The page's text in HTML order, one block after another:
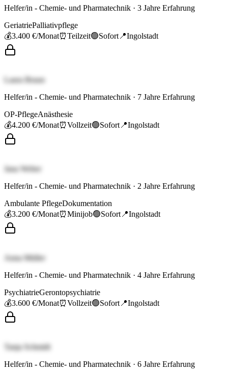
Helfer/in - Chemie- und Pharmatechnik · 3 Jahre Erfahrung
GeriatriePalliativpflege
💰3.400 €/Monat⏰Teilzeit🟢Sofort 📍Ingolstadt
Laura Braun
Helfer/in - Chemie- und Pharmatechnik · 7 Jahre Erfahrung
OP-PflegeAnästhesie
💰4.200 €/Monat⏰Vollzeit🟢Sofort 📍Ingolstadt
Jana Weber
Helfer/in - Chemie- und Pharmatechnik · 2 Jahre Erfahrung
Ambulante PflegeDokumentation
💰3.200 €/Monat⏰Minijob🟢Sofort 📍Ingolstadt
Anna Müller
Helfer/in - Chemie- und Pharmatechnik · 4 Jahre Erfahrung
PsychiatrieGerontopsychiatrie
💰3.600 €/Monat⏰Vollzeit🟢Sofort 📍Ingolstadt
Tanja Schmidt
Helfer/in - Chemie- und Pharmatechnik · 6 Jahre Erfahrung